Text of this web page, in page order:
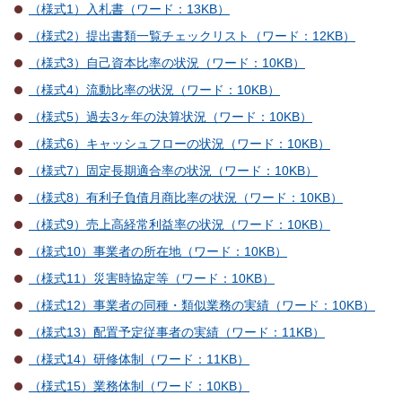
（様式1）入札書（ワード：13KB）
（様式2）提出書類一覧チェックリスト（ワード：12KB）
（様式3）自己資本比率の状況（ワード：10KB）
（様式4）流動比率の状況（ワード：10KB）
（様式5）過去3ヶ年の決算状況（ワード：10KB）
（様式6）キャッシュフローの状況（ワード：10KB）
（様式7）固定長期適合率の状況（ワード：10KB）
（様式8）有利子負債月商比率の状況（ワード：10KB）
（様式9）売上高経常利益率の状況（ワード：10KB）
（様式10）事業者の所在地（ワード：10KB）
（様式11）災害時協定等（ワード：10KB）
（様式12）事業者の同種・類似業務の実績（ワード：10KB）
（様式13）配置予定従事者の実績（ワード：11KB）
（様式14）研修体制（ワード：11KB）
（様式15）業務体制（ワード：10KB）